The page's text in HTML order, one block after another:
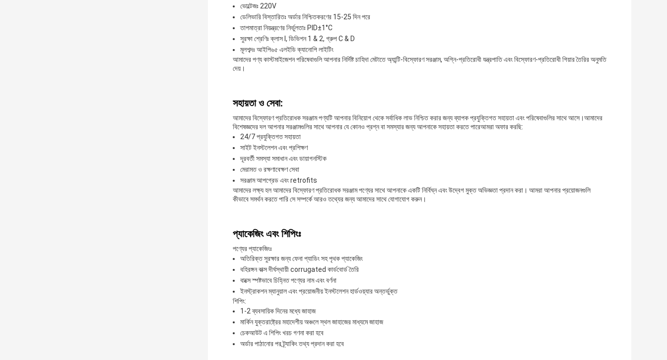
ভোল্টেজঃ 220V
ডেলিভারি বিস্তারিতঃ অর্ডার নিশ্চিতকরণের 15-25 দিন পরে
তাপমাত্রা নিয়ন্ত্রণের নির্ভুলতাঃ PID±1°C
সুরক্ষা শ্রেণিঃ ক্লাস I, ডিভিশন 1 & 2, গ্রুপ C & D
মূলশব্দঃ আইপি৬৫ এলইডি ক্যানোপি লাইটিং
আমাদের পণ্য কাস্টমাইজেশন পরিষেবাগুলি আপনার নির্দিষ্ট চাহিদা মেটাতে অ্যান্টি-বিস্ফোরণ সরঞ্জাম, অগ্নি-প্রতিরোধী যন্ত্রপাতি এবং বিস্ফোরণ-প্রতিরোধী গিয়ার তৈরির অনুমতি
দেয়।
সহায়তা ও সেবা:
আমাদের বিস্ফোরণ প্রতিরোধক সরঞ্জাম পণ্যটি আপনার বিনিয়োগ থেকে সর্বাধিক লাভ নিশ্চিত করার জন্য ব্যাপক প্রযুক্তিগত সহায়তা এবং পরিষেবাগুলির সাথে আসে।আমাদের
বিশেষজ্ঞদের দল আপনার সরঞ্জামগুলির সাথে আপনার যে কোনও প্রশ্ন বা সমস্যার জন্য আপনাকে সহায়তা করতে পারেআমরা অফার করছি:
24/7 প্রযুক্তিগত সহায়তা
সাইট ইনস্টলেশন এবং প্রশিক্ষণ
দূরবর্তী সমস্যা সমাধান এবং ডায়াগনস্টিক
মেরামত ও রক্ষণাবেক্ষণ সেবা
সরঞ্জাম আপগ্রেড এবং retrofits
আমাদের লক্ষ্য হল আমাদের বিস্ফোরণ প্রতিরোধক সরঞ্জাম পণ্যের সাথে আপনাকে একটি নির্বিঘ্ন এবং উদ্বেগ মুক্ত অভিজ্ঞতা প্রদান করা। আমরা আপনার প্রয়োজনগুলি
কীভাবে সমর্থন করতে পারি সে সম্পর্কে আরও তথ্যের জন্য আমাদের সাথে যোগাযোগ করুন।
প্যাকেজিং এবং শিপিংঃ
পণ্যের প্যাকেজিংঃ
অতিরিক্ত সুরক্ষার জন্য ফেনা প্যাডিং সহ পৃথক প্যাকেজিং
বহিরঙ্গন বাক্স দীর্ঘস্থায়ী corrugated কার্ডবোর্ড তৈরি
বাক্সে স্পষ্টভাবে চিহ্নিত পণ্যের নাম এবং বর্ণনা
ইনস্ট্রাকশন ম্যানুয়াল এবং প্রয়োজনীয় ইনস্টলেশন হার্ডওয়্যার অন্তর্ভুক্ত
শিপিং:
1-2 ব্যবসায়িক দিনের মধ্যে জাহাজ
মার্কিন যুক্তরাষ্ট্রের মহাদেশীয় অঞ্চলে স্থল জাহাজের মাধ্যমে জাহাজ
চেকআউট এ শিপিং খরচ গণনা করা হবে
অর্ডার পাঠানোর পর ট্র্যাকিং তথ্য প্রদান করা হবে